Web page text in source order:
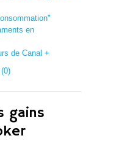
en
de Canal +
gains